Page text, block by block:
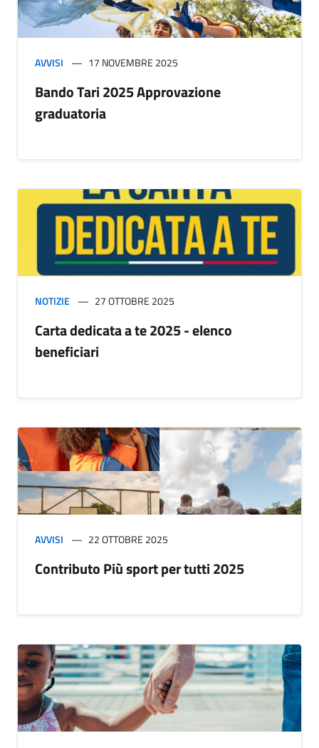
AVVISI 17 NOVEMBRE 2025
Bando Tari 2025 Approvazione
graduatoria
NOTIZIE 27 OTTOBRE 2025
Carta dedicata a te 2025 - elenco
beneficiari
AVVISI 22 OTTOBRE 2025
Contributo Più sport per tutti 2025